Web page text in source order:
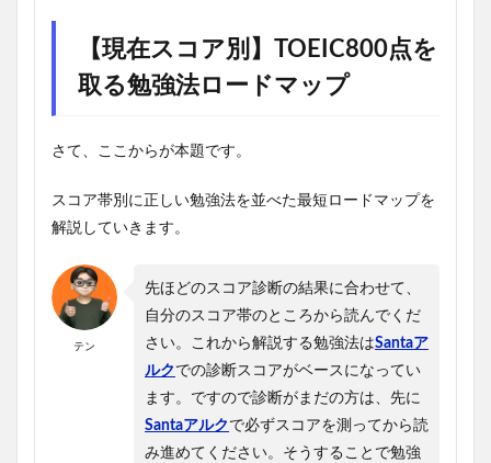
【現在スコア別】TOEIC800点を
取る勉強法ロードマップ
さて、ここからが本題です。
スコア帯別に正しい勉強法を並べた最短ロードマップを
解説していきます。
テン
先ほどのスコア診断の結果に合わせて、
自分のスコア帯のところから読んでくだ
さい。これから解説する勉強法はSantaア
ルク での診断スコアがベースになってい
ます。ですので診断がまだの方は、先に
Santaアルク で必ずスコアを測ってから読
み進めてください。そうすることで勉強